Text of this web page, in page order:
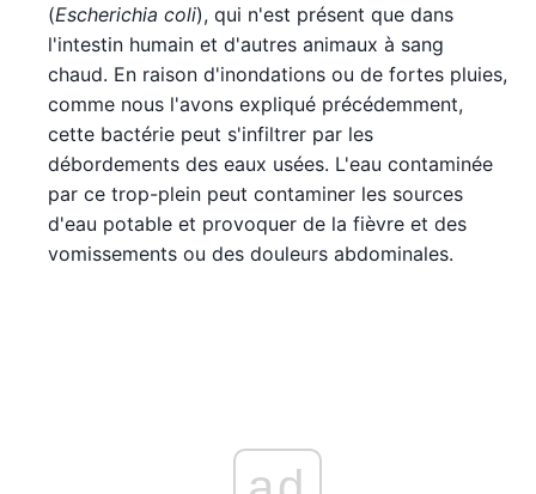
(Escherichia coli), qui n'est présent que dans
l'intestin humain et d'autres animaux à sang
chaud. En raison d'inondations ou de fortes pluies,
comme nous l'avons expliqué précédemment,
cette bactérie peut s'infiltrer par les
débordements des eaux usées. L'eau contaminée
par ce trop-plein peut contaminer les sources
d'eau potable et provoquer de la fièvre et des
vomissements ou des douleurs abdominales.